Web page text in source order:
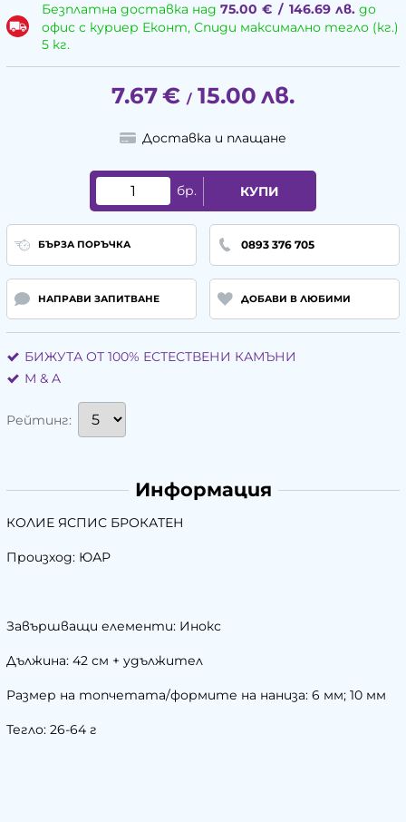
Безплатна доставка над 75.00 € / 146.69 лв.до
офис с куриер Еконт, Спиди максимално тегло (кг.)
5 кг.
7.67€ / 15.00 лв.
Доставка и плащане
бр. КУПИ
БЪРЗА ПОРЪЧКА 0893 376 705
НАПРАВИ ЗАПИТВАНЕ ДОБАВИ В ЛЮБИМИ
БИЖУТА ОТ 100% ЕСТЕСТВЕНИ КАМЪНИ
М & A
Рейтинг:
Информация
КОЛИЕ ЯСПИС БРОКАТЕН
Произход: ЮАР
Завършващи елементи: Инокс
Дължина: 42 см + удължител
Размер на топчетата/формите на наниза: 6 мм; 10 мм
Тегло: 26-64 г